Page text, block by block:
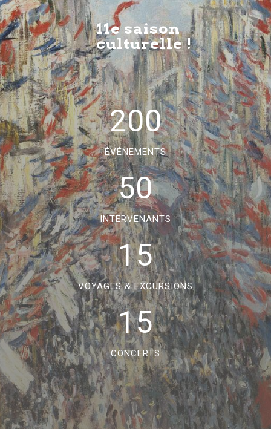
11e saison
culturelle !
200
ÉVÉNEMENTS
50
INTERVENANTS
15
VOYAGES & EXCURSIONS
15
CONCERTS